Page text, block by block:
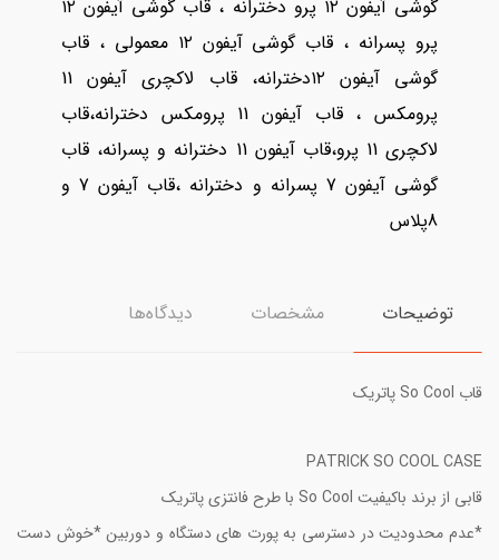
گوشی آیفون ۱۲ پرو دخترانه ، قاب گوشی آیفون ۱۲
پرو پسرانه ، قاب گوشی آیفون ۱۲ معمولی ، قاب
گوشی آیفون ۱۲دخترانه، قاب لاکچری آیفون 11
پرومکس ، قاب آیفون 11 پرومکس دخترانه،قاب
لاکچری 11 پرو،قاب آیفون 11 دخترانه و پسرانه، قاب
گوشی آیفون 7 پسرانه و دخترانه ،قاب آیفون 7 و
8پلاس
توضیحات مشخصات دیدگاه‌ها
قاب So Cool پاتریک
PATRICK SO COOL CASE
قابی از برند باکیفیت So Cool با طرح فانتزی پاتریک
*عدم محدودیت در دسترسی به پورت های دستگاه و دوربین *خوش دست